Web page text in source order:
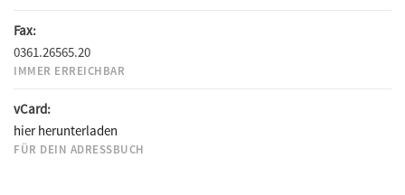
Fax:
0361.26565.20
IMMER ERREICHBAR
vCard:
hier herunterladen
FÜR DEIN ADRESSBUCH